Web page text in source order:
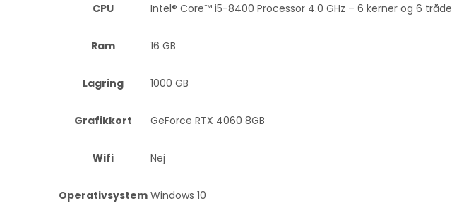
CPU Intel® Core™ i5-8400 Processor 4.0 GHz – 6 kerner og 6 tråde
Ram 16 GB
Lagring 1000 GB
Grafikkort GeForce RTX 4060 8GB
Wifi Nej
Operativsystem Windows 10